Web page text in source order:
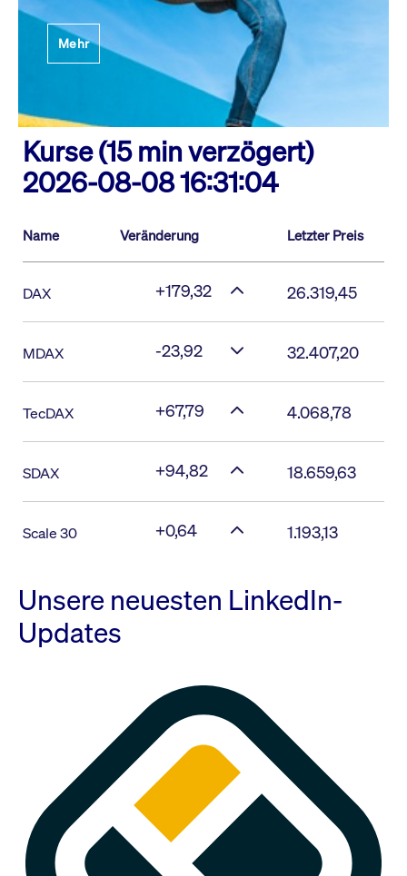
Mehr
Kurse (15 min verzögert)
2026-08-08 16:31:04
Name Veränderung Letzter Preis
DAX +179,32 26.319,45
MDAX -23,92 32.407,20
TecDAX +67,79 4.068,78
SDAX +94,82 18.659,63
Scale 30 +0,64 1.193,13
Unsere neuesten LinkedIn-
Updates